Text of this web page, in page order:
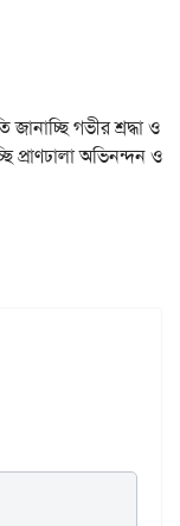
গভীর শ্রদ্ধা ও
প্রাণঢালা অভিনন্দন ও